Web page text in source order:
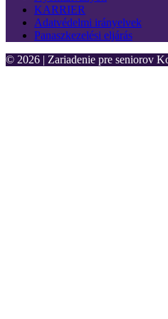
KARRIER
Adatvédelmi irányelvek
Panaszkezelési eljárás
© 2026 | Zariadenie pre seniorov